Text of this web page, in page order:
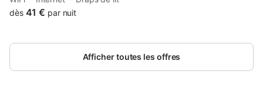
dès 41 € par nuit
Afficher toutes les offres